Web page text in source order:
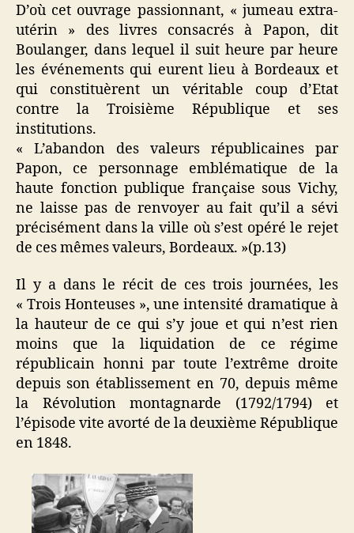
D’où cet ouvrage passionnant, « jumeau extra-
utérin » des livres consacrés à Papon, dit
Boulanger, dans lequel il suit heure par heure
les événements qui eurent lieu à Bordeaux et
qui constituèrent un véritable coup d’Etat
contre la Troisième République et ses
institutions.
« L’abandon des valeurs républicaines par
Papon, ce personnage emblématique de la
haute fonction publique française sous Vichy,
ne laisse pas de renvoyer au fait qu’il a sévi
précisément dans la ville où s’est opéré le rejet
de ces mêmes valeurs, Bordeaux. »(p.13)
Il y a dans le récit de ces trois journées, les
« Trois Honteuses », une intensité dramatique à
la hauteur de ce qui s’y joue et qui n’est rien
moins que la liquidation de ce régime
républicain honni par toute l’extrême droite
depuis son établissement en 70, depuis même
la Révolution montagnarde (1792/1794) et
l’épisode vite avorté de la deuxième République
en 1848.